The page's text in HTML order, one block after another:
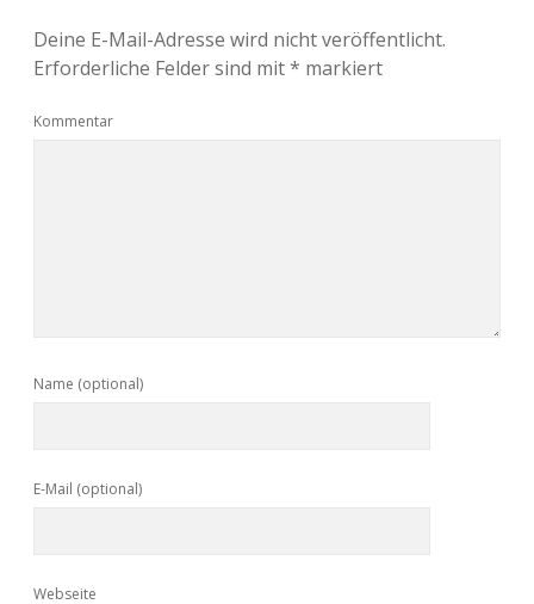
Deine E-Mail-Adresse wird nicht veröffentlicht.
Erforderliche Felder sind mit* markiert
Kommentar
Name (optional)
E-Mail (optional)
Webseite